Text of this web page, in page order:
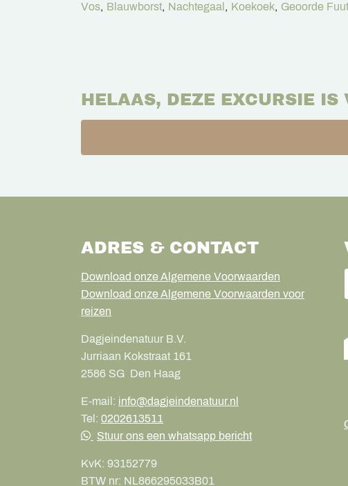
Vos, Blauwborst, Nachtegaal , Koekoek, Geoorde Fuut
HELAAS, DEZE EXCURSIE IS
ADRES & CONTACT
Download onze Algemene Voorwaarden
Download onze Algemene Voorwaarden voor
reizen
Dagjeindenatuur B.V.
Jurriaan Kokstraat 161
2586 SG Den Haag
E-mail: info@dagjeindenatuur.nl
Tel: 0202613511
Stuur ons een whatsapp bericht
KvK: 93152779
BTW nr: NL866295033B01